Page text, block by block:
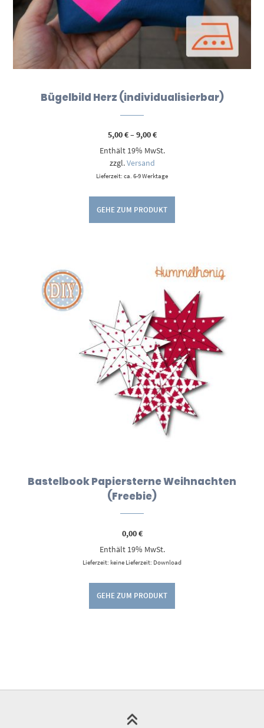
Bügelbild Herz (individualisierbar)
5,00€–9,00€Preisspanne:
bis
Enthält 19% MwSt.
zzgl.Versand
Lieferzeit: ca. 6-9 Werktage
GEHE ZUM PRODUKT
Bastelbook Papiersterne Weihnachten
(Freebie)
0,00€
Enthält 19% MwSt.
Lieferzeit: keine Lieferzeit: Download
GEHE ZUM PRODUKT